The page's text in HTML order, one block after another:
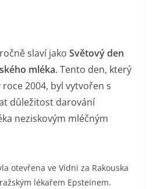
slaví jako Světový den
mléka. Tento den, který
2004, byl vytvořen s
důležitost darování
neziskovým mléčným
otevřena ve Vídni za Rakouska
lékařem Epsteinem.